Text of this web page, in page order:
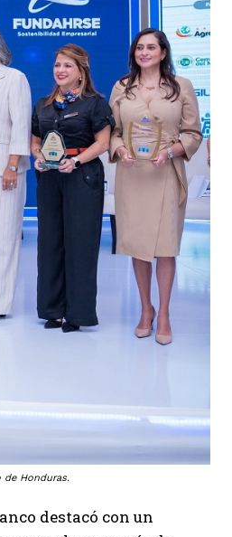
de Honduras.
destacó con un